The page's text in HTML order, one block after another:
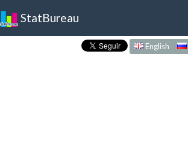
StatBureau
English